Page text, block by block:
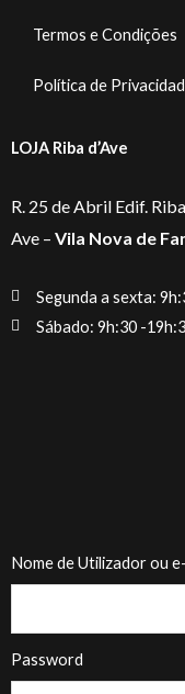
Termos e Condições
Política de
LOJA Riba d’Ave
R. 25 de Abril Edif.
Ave – Vila Nova de
Segunda a sexta:
Sábado: 9h:30 -
Nome de Utilizador ou
Password